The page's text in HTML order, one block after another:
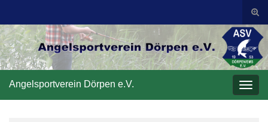
Search for:
Angelsportverein Dörpen e.V.